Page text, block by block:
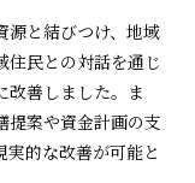
源と結びつけ、地域
住民との対話を通じ
改善しました。ま
提案や資金計画の支
的な改善が可能と